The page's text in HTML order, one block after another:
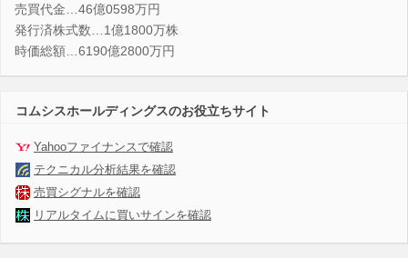
売買代金…46億0598万円
発行済株式数…1億1800万株
時価総額…6190億2800万円
コムシスホールディングスのお役立ちサイト
Yahooファイナンスで確認
テクニカル分析結果を確認
売買シグナルを確認
リアルタイムに買いサインを確認